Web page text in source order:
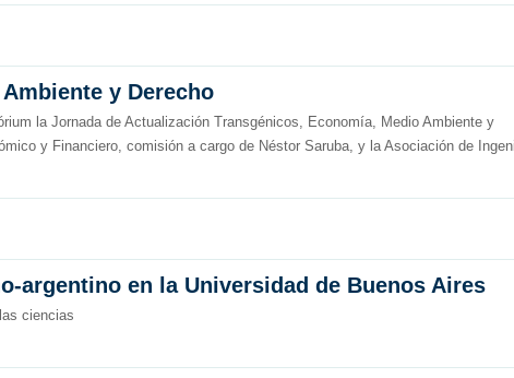
y Derecho
la Jornada de Actualización Transgénicos, Economía, Medio Ambiente y
y Financiero, comisión a cargo de Néstor Saruba, y la Asociación de
argentino en la Universidad de Buenos Aires
ciencias